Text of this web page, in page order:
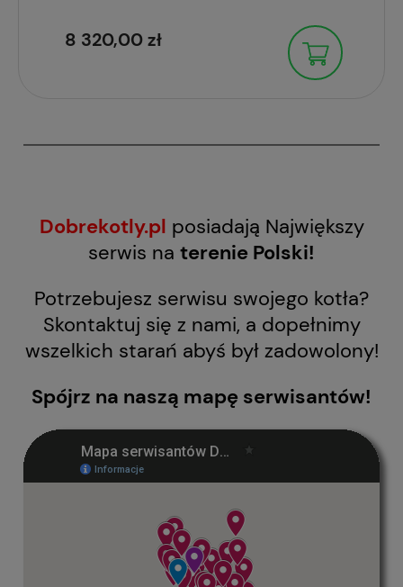
8 320,00 zł
Dobrekotly.pl posiadają Największy
serwis na terenie Polski!
Potrzebujesz serwisu swojego kotła?
Skontaktuj się z nami, a dopełnimy
wszelkich starań abyś był zadowolony!
Spójrz na naszą mapę serwisantów!